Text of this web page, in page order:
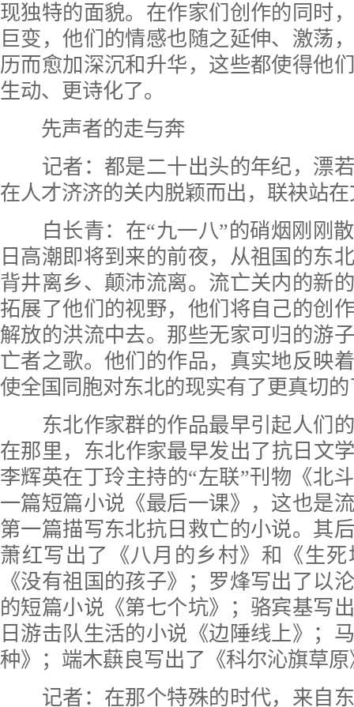
现独特的面貌。在作家们创作的同时
巨变，他们的情感也随之延伸、激荡
历而愈加深沉和升华，这些都使得他
生动、更诗化了。
先声者的走与奔
记者：都是二十出头的年纪，漂若
在人才济济的关内脱颖而出，联袂站
白长青：在“九一八”的硝烟刚刚散
日高潮即将到来的前夜，从祖国的东
背井离乡、颠沛流离。流亡关内的新
拓展了他们的视野，他们将自己的创
解放的洪流中去。那些无家可归的游
亡者之歌。他们的作品，真实地反映
使全国同胞对东北的现实有了更真切
东北作家群的作品最早引起人们的
在那里，东北作家最早发出了抗日文
李辉英在丁玲主持的“左联”刊物《北
一篇短篇小说《最后一课》，这也是
第一篇描写东北抗日救亡的小说。其
萧红写出了《八月的乡村》和《生
《没有祖国的孩子》；罗烽写出了以
的短篇小说《第七个坑》；骆宾基写
日游击队生活的小说《边陲线上》；
种》；端木蕻良写出了《科尔沁旗草
记者：在那个特殊的时代，来自东